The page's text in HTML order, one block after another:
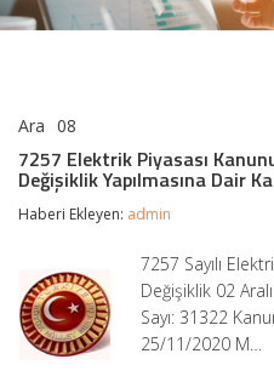
Ara 08
Piyasası
Kanunu
ile
Değişiklik
Yapılmasına
Dair
Kanun
için
7257 Elektrik Piyasası
Değişiklik Yapılmasına Dair
Haberi Ekleyen: admin
7257 Sayılı
Değişiklik 02
Sayı: 31322
25/11/2020 M…